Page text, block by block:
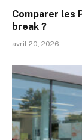
Comparer les
break ?
avril 20, 2026